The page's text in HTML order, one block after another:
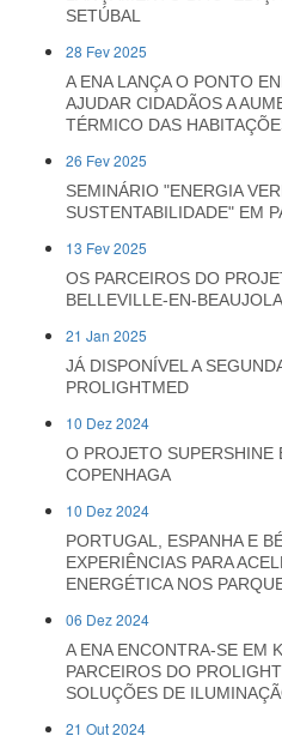
SETÚBAL
28 Fev 2025
A ENA LANÇA O PONTO
AJUDAR CIDADÃOS A
TÉRMICO DAS
26 Fev 2025
SEMINÁRIO "ENERGIA
SUSTENTABILIDADE" EM
13 Fev 2025
OS PARCEIROS DO
BELLEVILLE-EN-
21 Jan 2025
JÁ DISPONÍVEL A
PROLIGHTMED
10 Dez 2024
O PROJETO SUPERSHINE
COPENHAGA
10 Dez 2024
PORTUGAL, ESPANHA E
EXPERIÊNCIAS PARA
ENERGÉTICA NOS
06 Dez 2024
A ENA ENCONTRA-SE EM
PARCEIROS DO
SOLUÇÕES DE
21 Out 2024